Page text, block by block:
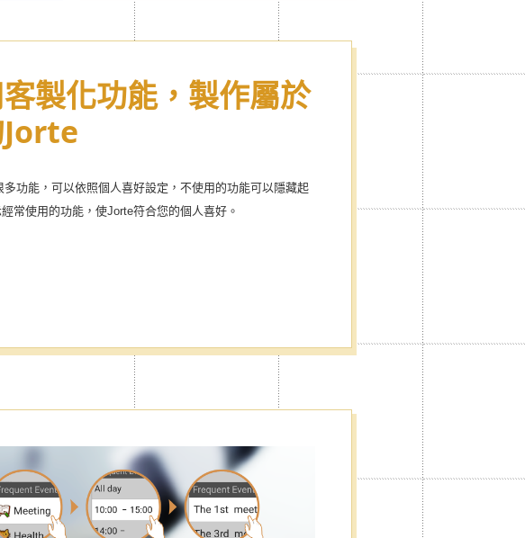
製化功能，製作屬於
多功能，可以依照個人喜好設定，不使用的功能可以隱藏起
常使用的功能，使Jorte符合您的個人喜好。
告
定側邊選單的顯示項目，也可隱藏廣告。
用主題 & 圖示
於自己的專屬style